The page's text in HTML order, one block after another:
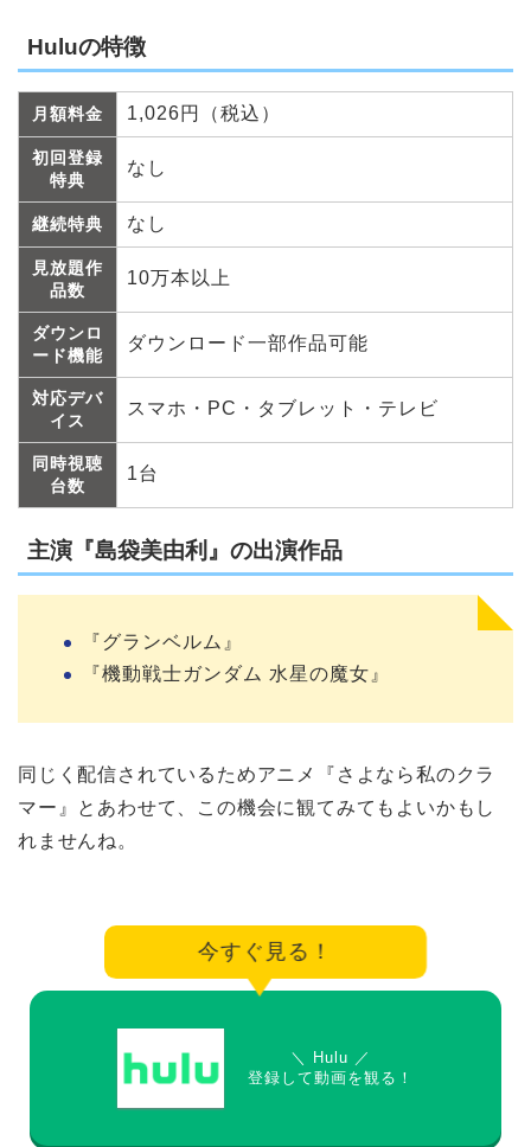
Huluの特徴
月額料金 1,026円（税込）
初回登録
特典
なし
継続特典 なし
見放題作
品数
10万本以上
ダウンロ
ード機能
ダウンロード一部作品可能
対応デバ
イス
スマホ・PC・タブレット・テレビ
同時視聴
台数
1台
主演『島袋美由利』の出演作品
『グランベルム』
『機動戦士ガンダム 水星の魔女』
同じく配信されているためアニメ『さよなら私のクラ
マー』とあわせて、この機会に観てみてもよいかもし
れませんね。
今すぐ見る！
＼ Hulu ／
登録して動画を観る！